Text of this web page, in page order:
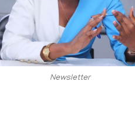
Newsletter